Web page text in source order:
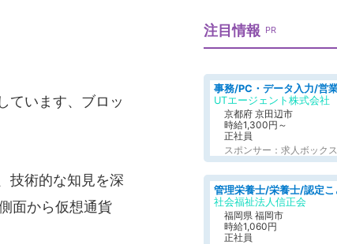
ています、ブロッ
技術的な知見を深
面から仮想通貨
注目情報 PR
UTエージェント株式会社
京都府 京田辺市
時給1,300円～
正社員
スポンサー：求人ボックス
社会福祉法人信正会
福岡県 福岡市
時給1,060円
正社員